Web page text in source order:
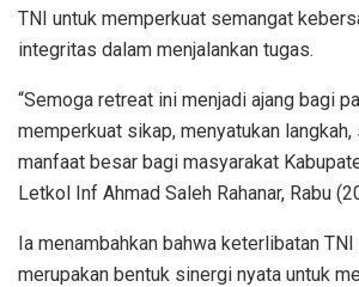
TNI untuk memperkuat semangat
integritas dalam menjalankan tugas.
“Semoga retreat ini menjadi ajang bagi
memperkuat sikap, menyatukan
manfaat besar bagi masyarakat
Letkol Inf Ahmad Saleh Rahanar, Rabu
Ia menambahkan bahwa keterlibatan
merupakan bentuk sinergi nyata untuk